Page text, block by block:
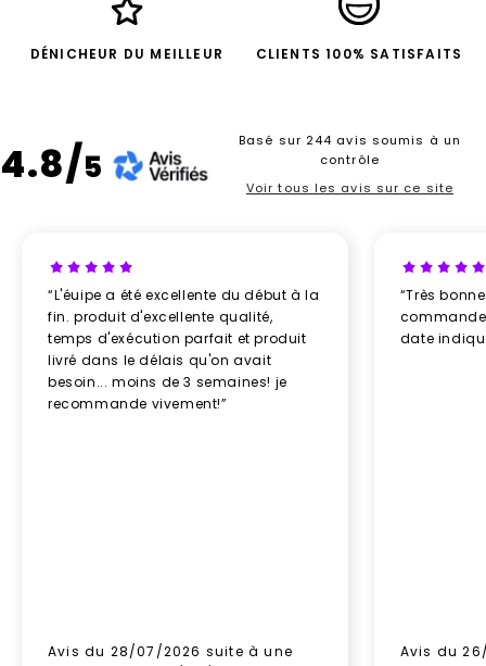
DÉNICHEUR DU MEILLEUR CLIENTS 100% SATISFAITS
4.8/5
Basé sur 244 avis soumis à un
contrôle
Voir tous les avis sur ce site
“L'éuipe a été excellente du début à la
fin. produit d'excellente qualité,
temps d'exécution parfait et produit
livré dans le délais qu'on avait
besoin... moins de 3 semaines! je
recommande vivement!”
Avis du 28/07/2026 suite à une
“Très
date
Avis du